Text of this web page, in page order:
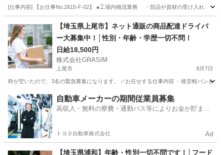
[仕事内容] 【お仕事No.2615-F-02】 ●工場内物流業務 ・部品や資材の受け入れ
その他
【埼玉県上尾市】ネット通販の商品配達ドライバ
ー大募集中！│性別・年齢・学歴一切不問！
日給18,500円
株式会社GRASIM
上尾市 8月7日
枠が空いたので、3名の緊急募集になります。 ✅お任せする仕事内容 ・格安軽バン
埼玉 上尾市 ドライバー 荷物
自動車メーカーの期間従業員募集
高収入・無料の寮費・通勤バス等によりお金が貯まり
トヨタ自動車株式会社 Ad
【埼玉県浦和】年齢・性別一切不問です！│フード